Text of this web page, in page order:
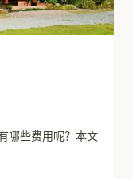
哪些费用呢？本文